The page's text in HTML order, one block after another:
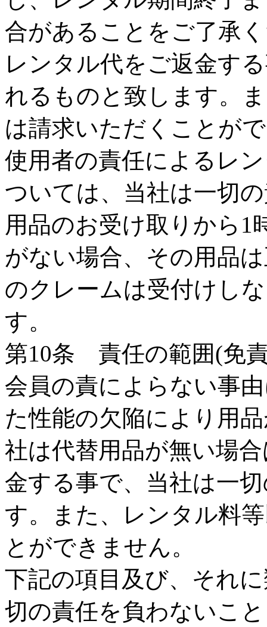
合があることをご了承
レンタル代をご返金す
れるものと致します。
は請求いただくことが
使用者の責任によるレ
ついては、当社は一切
用品のお受け取りから1
がない場合、その用品
のクレームは受付けし
す。
第10条 責任の範囲(免
会員の責によらない事
た性能の欠陥により用
社は代替用品が無い場
金する事で、当社は一
す。また、レンタル料
とができません。
下記の項目及び、それ
切の責任を負わないこ